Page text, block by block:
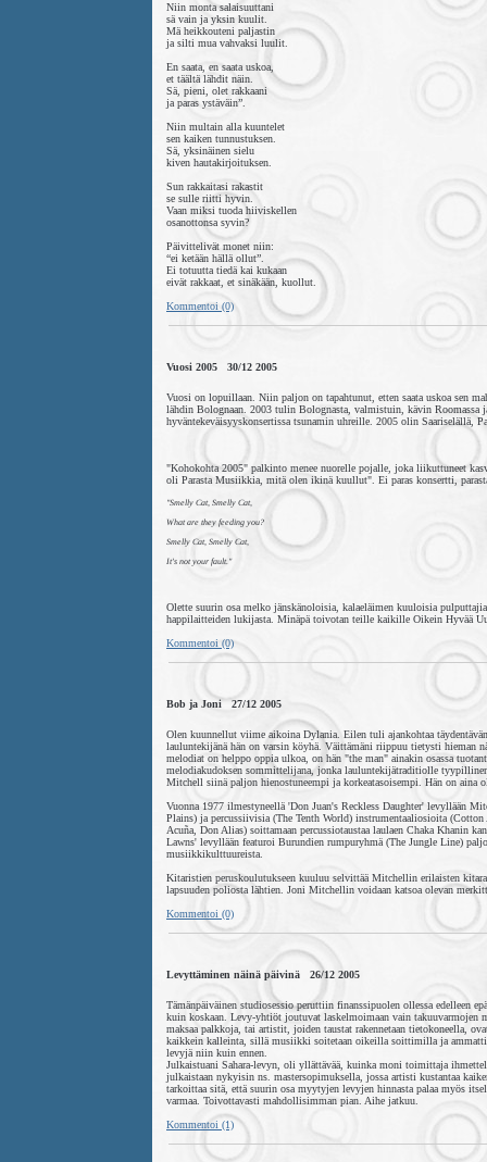
Niin monta salaisuuttani
sä vain ja yksin kuulit.
Mä heikkouteni paljastin
ja silti mua vahvaksi luulit.
En saata, en saata uskoa,
et täältä lähdit näin.
Sä, pieni, olet rakkaani
ja paras ystäväin”.
Niin multain alla kuuntelet
sen kaiken tunnustuksen.
Sä, yksinäinen sielu
kiven hautakirjoituksen.
Sun rakkaitasi rakastit
se sulle riitti hyvin.
Vaan miksi tuoda hiiviskellen
osanottonsa syvin?
Päivittelivät monet niin:
“ei ketään hällä ollut”.
Ei totuutta tiedä kai kukaan
eivät rakkaat, et sinäkään, kuollut.
Kommentoi (0)
Vuosi 2005 30/12 2005
Vuosi on lopuillaan. Niin paljon on tapahtunut, etten saata uskoa sen
lähdin Bolognaan. 2003 tulin Bolognasta, valmistuin, kävin
hyväntekeväisyyskonsertissa tsunamin uhreille. 2005 olin Saariselällä,
"Kohokohta 2005" palkinto menee nuorelle pojalle, joka liikuttuneet
oli Parasta Musiikkia, mitä olen ikinä kuullut". Ei paras konsertti,
"Smelly Cat, Smelly Cat,
What are they feeding you?
Smelly Cat, Smelly Cat,
It's not your fault."
Olette suurin osa melko jänskänoloisia, kalaeläimen kuuloisia
happilaitteiden lukijasta. Minäpä toivotan teille kaikille Oikein Hyvää
Kommentoi (0)
Bob ja Joni 27/12 2005
Olen kuunnellut viime aikoina Dylania. Eilen tuli ajankohtaa
lauluntekijänä hän on varsin köyhä. Väittämäni riippuu tietysti hieman
melodiat on helppo oppia ulkoa, on hän "the man" ainakin osassa
melodiakudoksen sommittelijana, jonka lauluntekijätraditiolle
Mitchell siinä paljon hienostuneempi ja korkeatasoisempi. Hän on aina
Vuonna 1977 ilmestyneellä 'Don Juan's Reckless Daughter' levyllään
Plains) ja percussiivisia (The Tenth World) instrumentaaliosioita
Acuña, Don Alias) soittamaan percussiotaustaa laulaen Chaka Khanin
Lawns' levyllään featuroi Burundien rumpuryhmä (The Jungle Line)
musiikkikulttuureista.
Kitaristien peruskoulutukseen kuuluu selvittää Mitchellin erilaisten
lapsuuden poliosta lähtien. Joni Mitchellin voidaan katsoa olevan
Kommentoi (0)
Levyttäminen näinä päivinä 26/12 2005
Tämänpäiväinen studiosessio peruttiin finanssipuolen ollessa edelleen
kuin koskaan. Levy-yhtiöt joutuvat laskelmoimaan vain
maksaa palkkoja, tai artistit, joiden taustat rakennetaan tietokoneella,
kaikkein kalleinta, sillä musiikki soitetaan oikeilla soittimilla ja
levyjä niin kuin ennen.
Julkaistuani Sahara-levyn, oli yllättävää, kuinka moni toimittaja
julkaistaan nykyisin ns. mastersopimuksella, jossa artisti kustantaa
tarkoittaa sitä, että suurin osa myytyjen levyjen hinnasta palaa myös
varmaa. Toivottavasti mahdollisimman pian. Aihe jatkuu.
Kommentoi (1)